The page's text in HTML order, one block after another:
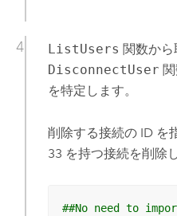
ListUsers 関数から
DisconnectUser
を特定します。
削除する接続の ID を
33 を持つ接続を削除
##No need to